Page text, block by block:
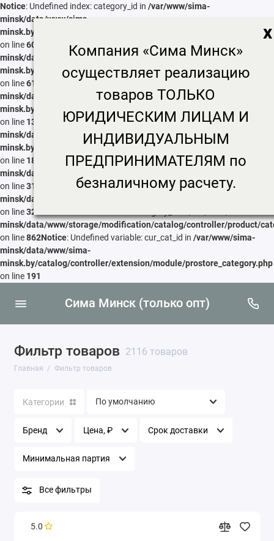
Notice: Undefined index: category_id in /var/www/sima-
minsk/data/www/sima-
minsk.by/catalog/controller/extension/module/
on line60 : Undefined index: category_id in
/var/www/sima-
minsk/data/www/sima-
minsk.by/catalog/controller/extension/module/
on line61 : Undefined index: category_id in
/var/www/sima-
minsk/data/www/sima-
minsk.by/catalog/controller/extension/module/
on line 133 Notice: Undefined index: category_id in/var/www/sima-
minsk/data/www/sima-
minsk.by/catalog/controller/extension/module/
on line 187 : Undefined index: noindex in/var/www/sima-
minsk/data/www/storage/modification/catalog/controller/product/
on line316 : Undefined index: meta_h1 in /var/www/sima-
minsk/data/www/storage/modification/catalog/controller/product/
on line320
minsk/data/www/storage/modification/catalog/controller/product/
on line862Notice: Undefined variable: cur_cat_id in /var/www/sima-
minsk/data/www/sima-
minsk.by/catalog/controller/extension/module/prostore_category.php
on line 191
Сима Минск (только опт)
Фильтр товаров 2116 товаров
Главная Фильтр товаров
Категории
Бренд Цена, ₽ Срок доставки
Минимальная партия
Все фильтры
5.0
x
Компания «Сима Минск»
осуществляет реализацию
товаров ТОЛЬКО
ЮРИДИЧЕСКИМ ЛИЦАМ И
ИНДИВИДУАЛЬНЫМ
ПРЕДПРИНИМАТЕЛЯМ по
безналичному расчету.